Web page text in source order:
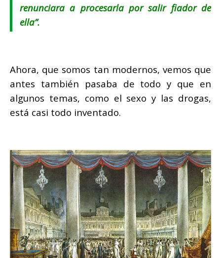
renunciara a procesarla por salir fiador de
ella”.
Ahora, que somos tan modernos, vemos que
antes también pasaba de todo y que en
algunos temas, como el sexo y las drogas,
está casi todo inventado.